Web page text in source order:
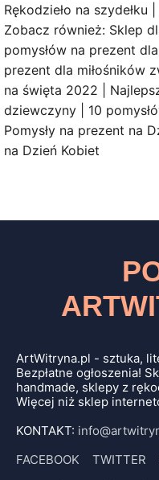
Rękodzieło na szydełku
Zobacz również: Sklep
pomysłów na prezent
prezent dla miłośników
na święta 2022 |
dziewczyny | 10
Pomysły na prezent na
na Dzień Kobiet
ArtWitryna.pl - sztuka,
Bezpłatne ogłoszenia!
handmade, sklepy z
Więcej niż sklep
KONTAKT:
FACEBOOK
TWITTER